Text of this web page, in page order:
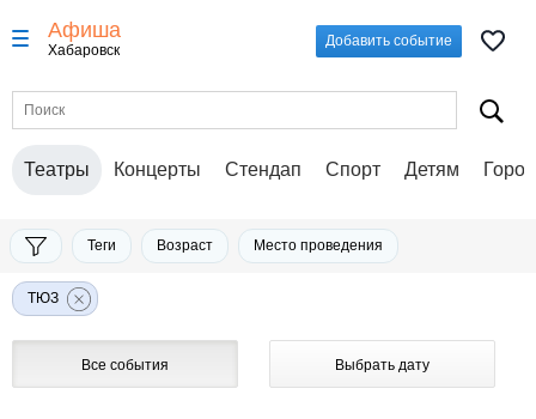
Афиша
Хабаровск
Добавить событие
Театры Концерты Стендап Спорт Детям
Теги Возраст Место проведения
ТЮЗ
Все события Выбрать дату